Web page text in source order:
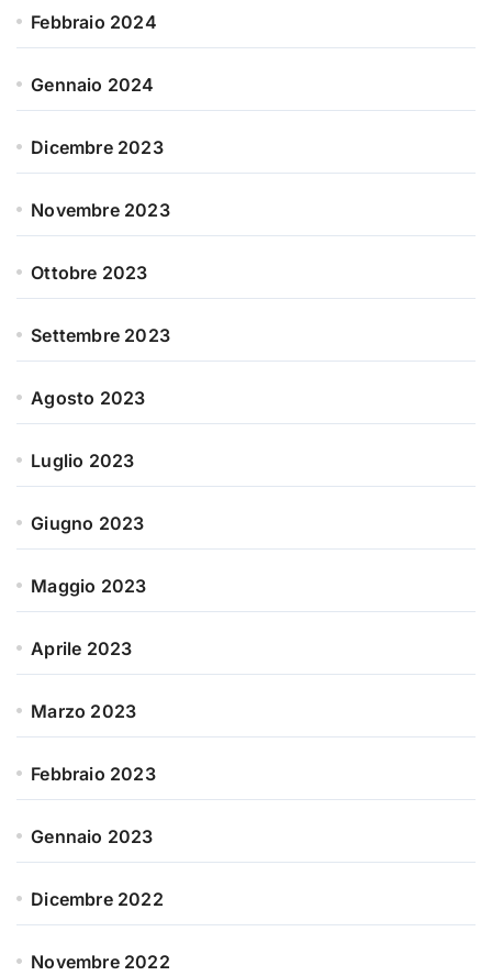
Febbraio 2024
Gennaio 2024
Dicembre 2023
Novembre 2023
Ottobre 2023
Settembre 2023
Agosto 2023
Luglio 2023
Giugno 2023
Maggio 2023
Aprile 2023
Marzo 2023
Febbraio 2023
Gennaio 2023
Dicembre 2022
Novembre 2022